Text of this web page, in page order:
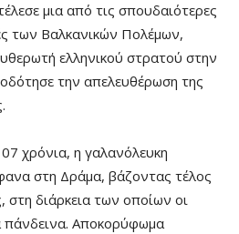
μια από τις σπουδαιότερες
των Βαλκανικών Πολέμων,
ελληνικού στρατού στην
την απελευθέρωση της
χρόνια, η γαλανόλευκη
στη Δράμα, βάζοντας τέλος
στη διάρκεια των οποίων οι
πάνδεινα. Αποκορύφωμα